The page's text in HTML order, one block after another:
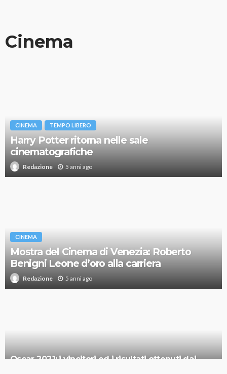
Cinema
CINEMA TEMPO LIBERO
Harry Potter ritorna nelle sale
cinematografiche
Redazione 5 anni ago
CINEMA
Mostra del Cinema di Venezia: Roberto
Benigni Leone d’oro alla carriera
Redazione 5 anni ago
Oscar 2021: i vincitori ed i risultati ottenuti dai